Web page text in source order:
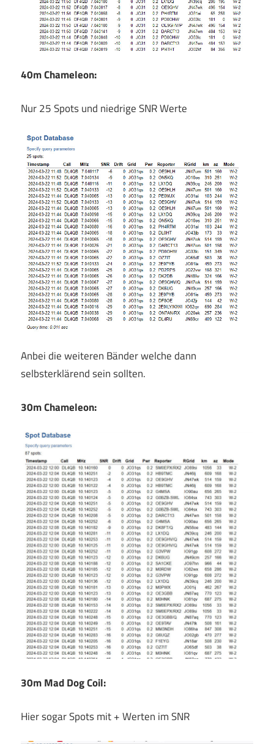
40m Chameleon:
Nur 25 Spots und niedrige SNR Werte
Anbei die weiteren Bänder welche dann
selbsterklärend sein sollten.
30m Chameleon:
30m Mad Dog Coil:
Hier sogar Spots mit + Werten im SNR